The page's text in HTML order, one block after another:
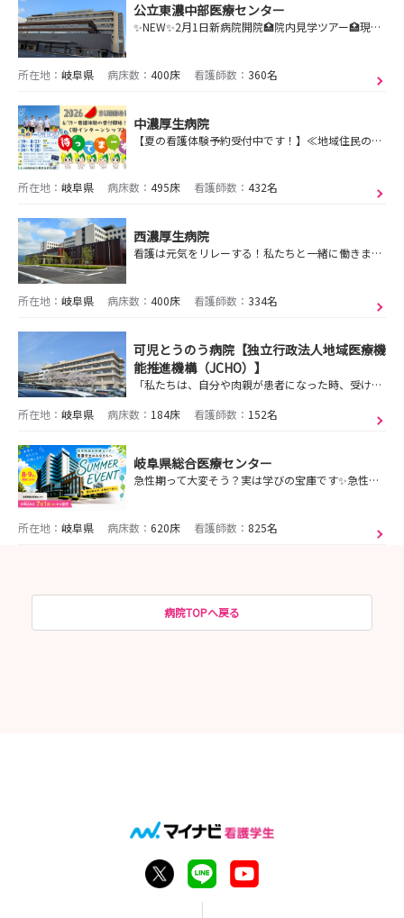
公立東濃中部医療センター
✨NEW✨2月1日新病院開院🏥院内見学ツアー🏥現在予約受付中です🙌利用される患者さんが「安心とやすらぎ」を感じられる医療サービスを提供しています
所在地： 岐阜県 病床数： 400床 看護師数： 360名
中濃厚生病院
【夏の看護体験予約受付中です！】≪地域住民の命を守る≫ この使命に向かって、学び、支えあい、称えあう仲間がいます！
所在地： 岐阜県 病床数： 495床 看護師数： 432名
西濃厚生病院
看護は元気をリレーする！私たちと一緒に働きませんか？インターンシップ開催決定！
所在地： 岐阜県 病床数： 400床 看護師数： 334名
可児とうのう病院【独立行政法人地域医療機
能推進機構（JCHO）】
「私たちは、自分や肉親が患者になった時、受けたいと思う看護をイメージし、患者様の気持ちを思いやり、安全で安心できる質の高い看護を提供します。」を理念としています
所在地： 岐阜県 病床数： 184床 看護師数： 152名
岐阜県総合医療センター
急性期って大変そう？実は学びの宝庫です✨急性期、気になるその気持ち大歓迎😆SUMMER EVENTで実際の看護を見て＆体験してみよう‼
所在地： 岐阜県 病床数： 620床 看護師数： 825名
病院TOPへ戻る